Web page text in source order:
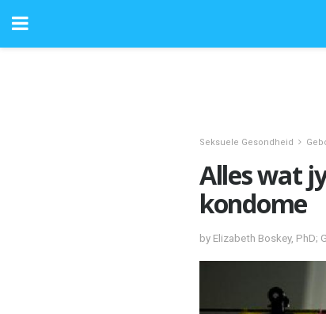
Seksuele Gesondheid
Alles wat
kondome
by Elizabeth Boskey, PhD;